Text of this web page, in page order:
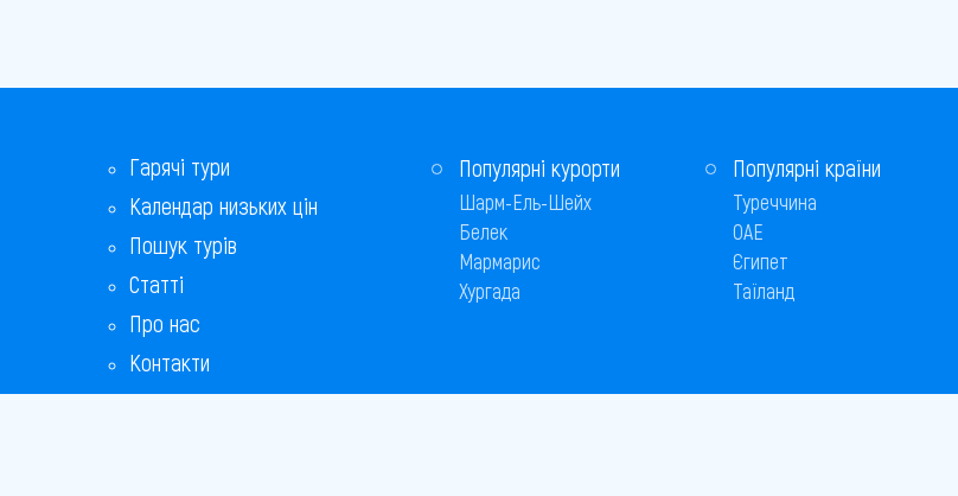
Гарячі тури
Календар низьких цін
Пошук турів
Статті
Про нас
Контакти
Бонусна програма
Популярні курорти
Шарм-Ель-Шейх
Белек
Мармарис
Хургада
Популярні країни
Туреччина
ОАЕ
Єгипет
Таїланд